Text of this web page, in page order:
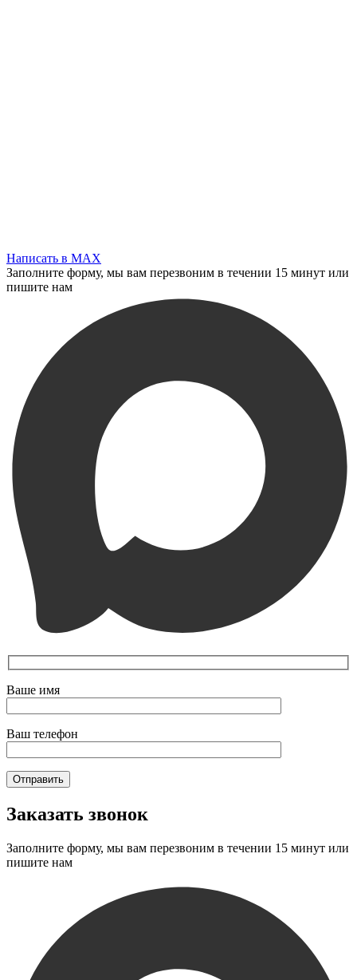
Написать в MAX
Заполните форму, мы вам перезвоним в течении 15 минут или
пишите нам
Ваше имя
Ваш телефон
Заказать звонок
Заполните форму, мы вам перезвоним в течении 15 минут или
пишите нам